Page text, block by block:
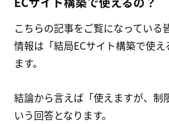
こちらの記事をご覧になっている
情報は「結局ECサイト構築で使
ます。
結論から言えば「使えますが、制
いう回答となります。